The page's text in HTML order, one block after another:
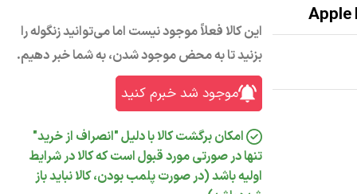
این کالا فعلاً موجود نیست اما می‌توانید زنگوله را
بزنید تا به محض موجود شدن، به شما خبر دهیم.
موجود شد خبرم کنید
امکان برگشت کالا با دلیل "انصراف از خرید"
تنها در صورتی مورد قبول است که کالا در شرایط
اولیه باشد (در صورت پلمب بودن، کالا نباید باز